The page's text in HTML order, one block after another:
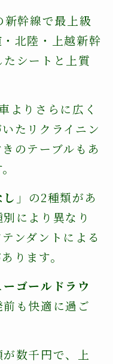
新幹線で最上級
北陸・上越新幹
シートと上質
よりさらに広く
たリクライニン
のテーブルもあ
し 」の2種類があ
により異なり
ンダントによる
ります。
ーゴールドラウ
も快適に過ご
数千円で、上